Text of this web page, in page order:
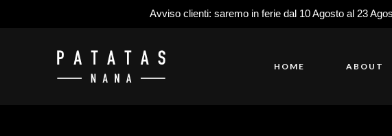
Avviso clienti: saremo in ferie dal 10 Agosto al 23
HOME ABOUT